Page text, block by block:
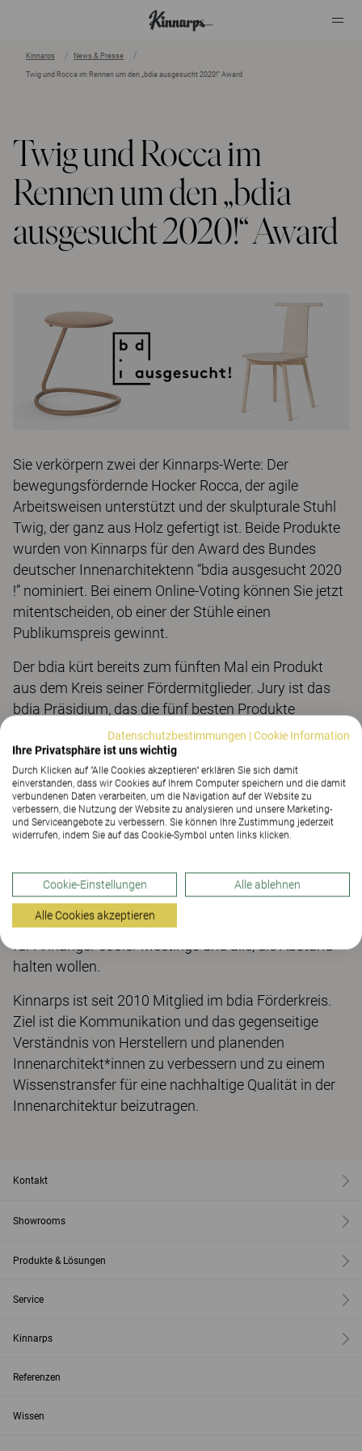
Kinnarps News & Presse
Twig und Rocca im Rennen um den „bdia ausgesucht 2020!“ Award
Twig und Rocca im
Rennen um den „bdia
ausgesucht 2020!“ Award
Sie verkörpern zwei der Kinnarps-Werte: Der
bewegungsfördernde Hocker Rocca, der agile
Arbeitsweisen unterstützt und der skulpturale Stuhl
Twig, der ganz aus Holz gefertigt ist. Beide Produkte
wurden von Kinnarps für den Award des Bundes
deutscher Innenarchitektenn “bdia ausgesucht 2020
!” nominiert. Bei einem Online-Voting können Sie jetzt
mitentscheiden, ob einer der Stühle einen
Publikumspreis gewinnt.
Der bdia kürt bereits zum fünften Mal ein Produkt
aus dem Kreis seiner Fördermitglieder. Jury ist das
bdia Präsidium, das die fünf besten Produkte
auswählt. Der Publikumspreis aber wird von Ihnen
entschieden.
Ab dem 17. September können Sie einen Monat
lang unter allen Produkten auf
https://bdia.de/auslobung-bdia-ausgesucht-2020/
Wir empfehlen natürlich Rocca und Twig – für alle
Kinnarps-Fans, für Freunde skandinavischen
Designs, für Holzbegeisterte und Bewegungsfreaks,
für Anhänger cooler Meetings und alle, die Abstand
halten wollen.
Kinnarps ist seit 2010 Mitglied im bdia Förderkreis.
Ziel ist die Kommunikation und das gegenseitige
Verständnis von Herstellern und planenden
Innenarchitekt*innen zu verbessern und zu einem
Wissenstransfer für eine nachhaltige Qualität in der
Innenarchitektur beizutragen.
Kontakt
Showrooms
Produkte & Lösungen
Service
Kinnarps
Referenzen
Wissen
Datenschutzbestimmungen |Cookie Information
Ihre Privatsphäre ist uns wichtig
Durch Klicken auf "Alle Cookies akzeptieren" erklären Sie sich damit
einverstanden, dass wir Cookies auf Ihrem Computer speichern und die damit
verbundenen Daten verarbeiten, um die Navigation auf der Website zu
verbessern, die Nutzung der Website zu analysieren und unsere Marketing-
und Serviceangebote zu verbessern. Sie können Ihre Zustimmung jederzeit
widerrufen, indem Sie auf das Cookie-Symbol unten links klicken.
Cookie-Einstellungen Alle ablehnen
Alle Cookies akzeptieren